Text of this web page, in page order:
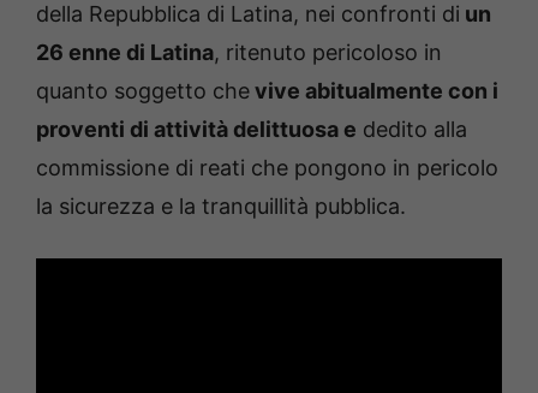
della Repubblica di Latina, nei confronti di un
26 enne di Latina, ritenuto pericoloso in
quanto soggetto chevive abitualmente con i
proventi di attività delittuosa e dedito alla
commissione di reati che pongono in pericolo
la sicurezza e la tranquillità pubblica.